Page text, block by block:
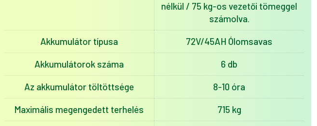
nélkül / 75 kg-os vezetői tömeggel
számolva.
Akkumulátor típusa 72V/45AH Ólomsavas
Akkumulátorok száma 6 db
Az akkumulátor töltöttsége 8-10 óra
Maximális megengedett terhelés 715 kg